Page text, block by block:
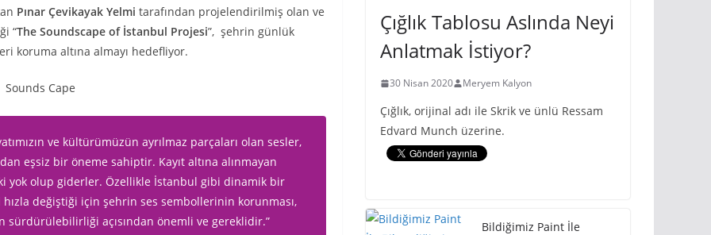
Pınar Çevikayak Yelmi tarafından projelendirilmiş olan ve
“The Soundscape of İstanbul Projesi”, şehrin günlük
koruma altına almayı hedefliyor.
ve kültürümüzün ayrılmaz parçaları olan sesler,
eşsiz bir öneme sahiptir. Kayıt altına alınmayan
yok olup giderler. Özellikle İstanbul gibi dinamik bir
hızla değiştiği için şehrin ses sembollerinin korunması,
sürdürülebilirliği açısından önemli ve gereklidir.”
Çığlık Tablosu Aslında Neyi
Anlatmak İstiyor?
30 Nisan 2020 Meryem Kalyon
Çığlık, orijinal adı ile Skrik ve ünlü Ressam
Edvard Munch üzerine.
Bildiğimiz Paint İle